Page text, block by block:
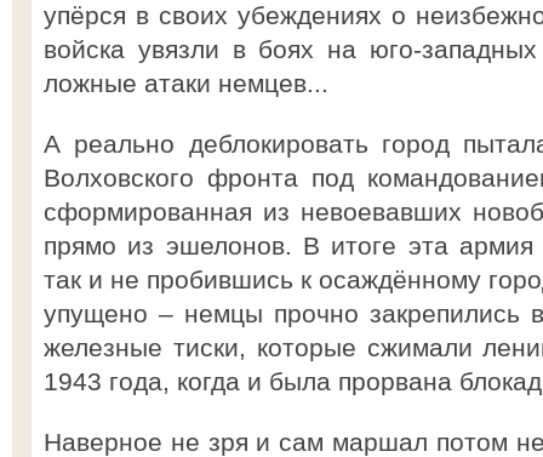
упёрся в своих убеждениях о
войска увязли в боях на юго-
ложные атаки немцев...
А реально деблокировать город
Волховского фронта под
сформированная из невоевавших
прямо из эшелонов. В итоге эта
так и не пробившись к осаждённому
упущено – немцы прочно закрепились
железные тиски, которые сжимали
1943 года, когда и была прорвана
Наверное не зря и сам маршал потом